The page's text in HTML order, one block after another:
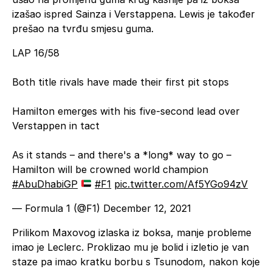
izašao ispred Sainza i Verstappena. Lewis je također
prešao na tvrđu smjesu guma.
LAP 16/58
Both title rivals have made their first pit stops
Hamilton emerges with his five-second lead over
Verstappen in tact
As it stands – and there's a *long* way to go –
Hamilton will be crowned world champion
#AbuDhabiGP
#F1 pic.twitter.com/Af5YGo94zV
— Formula 1 (@F1) December 12, 2021
Prilikom Maxovog izlaska iz boksa, manje probleme
imao je Leclerc. Proklizao mu je bolid i izletio je van
staze pa imao kratku borbu s Tsunodom, nakon koje